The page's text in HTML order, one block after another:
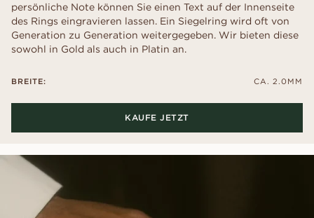
persönliche Note können Sie einen Text auf der Innenseite
des Rings eingravieren lassen. Ein Siegelring wird oft von
Generation zu Generation weitergegeben. Wir bieten diese
sowohl in Gold als auch in Platin an.
BREITE: CA. 2.0MM
KAUFE JETZT